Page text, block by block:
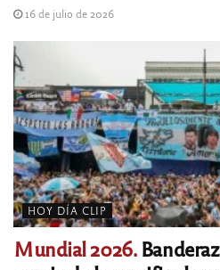
16 de julio de 2026
HOY DÍA CLIP
Mundial 2026.